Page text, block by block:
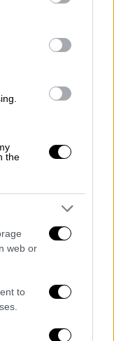
party tags to
in below Google
the
web or
to
να «
πως
δεν
μπορούσαμε να
πράγματα
έβαλε το
να την
άνοιξε
τσάντα της.
.
η απόφαση
για τη